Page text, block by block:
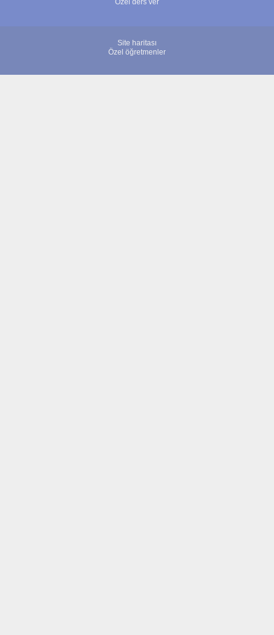
Özel ders ver
Site haritası
Özel öğretmenler